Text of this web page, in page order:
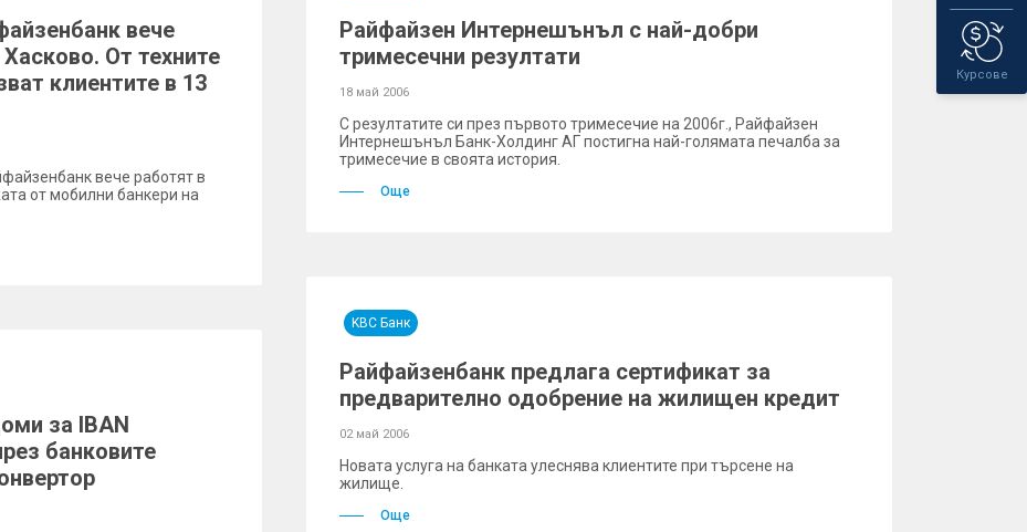
Курсове
вече
От техните
клиентите в 13
вече работят в
от мобилни банкери на
Райфайзен Интернешънъл с най-добри
тримесечни резултати
18 май 2006
С резултатите си през първото тримесечие на 2006г., Райфайзен
Интернешънъл Банк-Холдинг АГ постигна най-голямата печалба за
тримесечие в своята история.
Още
за IBAN
банковите
KBC Банк
Райфайзенбанк предлага сертификат за
предварително одобрение на жилищен кредит
02 май 2006
Новата услуга на банката улеснява клиентите при търсене на
жилище.
Още